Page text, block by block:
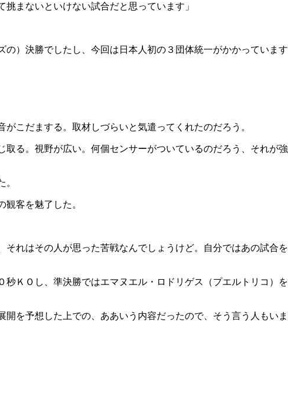
まないといけない試合だと思っています」
）決勝でしたし、今回は日本人初の３団体統一がかかっています
こだまする。取材しづらいと気遣ってくれたのだろう。
る。視野が広い。何個センサーがついているのだろう、それが強
。
客を魅了した。
れはその人が思った苦戦なんでしょうけど。自分ではあの試合を
ＫＯし、準決勝ではエマヌエル・ロドリゲス（プエルトリコ）を
を予想した上での、ああいう内容だったので、そう言う人もいま